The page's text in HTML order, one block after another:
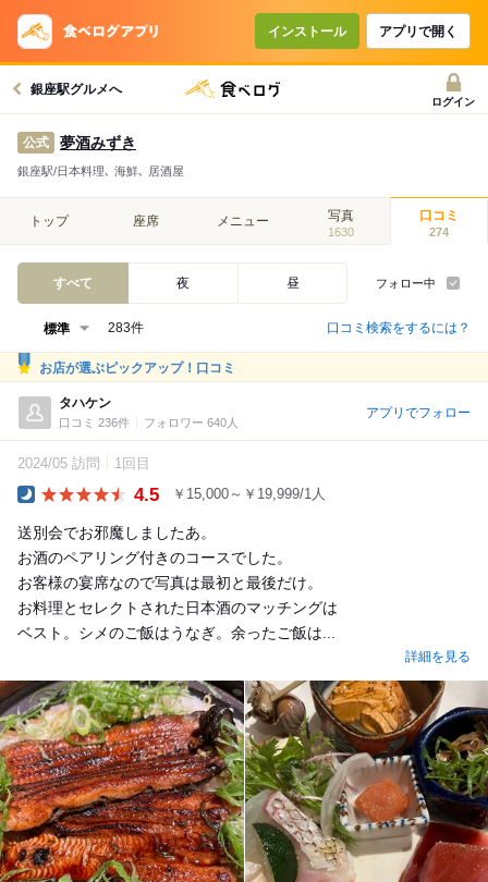
インストール アプリで開く
銀座駅グルメへ
ログイン
公式 夢酒みずき
銀座駅/日本料理､ 海鮮､ 居酒屋
トップ 座席 メニュー 写真
1630
口コミ
274
すべて 夜 昼 フォロー中
283件 口コミ検索をするには？
お店が選ぶピックアップ！口コミ
タハケン
口コミ 236件 フォロワー 640人
アプリでフォロー
2024/05 訪問 1回目
4.5 ￥15,000～￥19,999/1人
送別会でお邪魔しましたあ。
お酒のペアリング付きのコースでした。
お客様の宴席なので写真は最初と最後だけ。
お料理とセレクトされた日本酒のマッチングは
ベスト。シメのご飯はうなぎ。余ったご飯は...
詳細を見る